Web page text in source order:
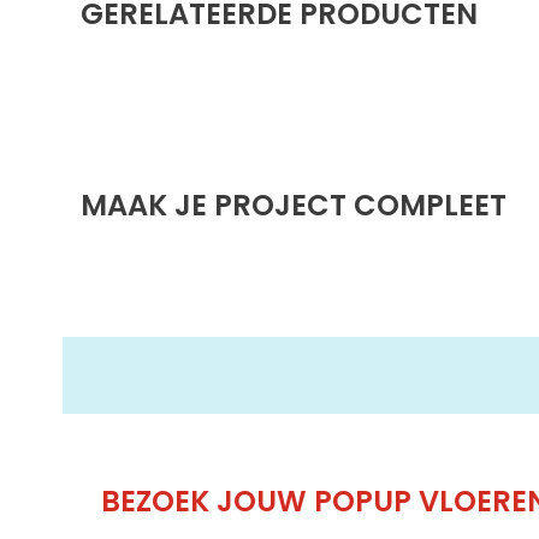
GERELATEERDE PRODUCTEN
MAAK JE PROJECT COMPLEET
BEZOEK JOUW POPUP